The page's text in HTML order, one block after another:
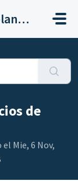
Servicios de implantación a clientes de Ahora
de
Mie, 6 Nov,